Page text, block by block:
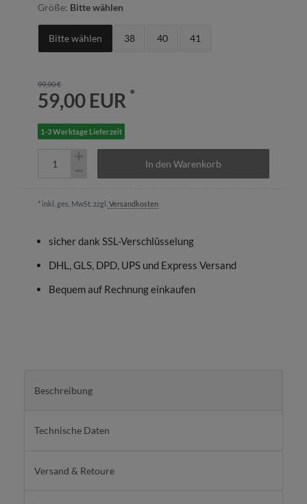
Größe: Bitte wählen
Bitte wählen 38 40 41
99,90 €
59,00 EUR *
1-3 Werktage Lieferzeit
In den Warenkorb
* inkl. ges. MwSt. zzgl. Versandkosten
sicher dank SSL-Verschlüsselung
DHL, GLS, DPD, UPS und Express Versand
Bequem auf Rechnung einkaufen
Beschreibung
Technische Daten
Versand & Retoure